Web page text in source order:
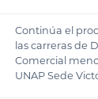
Continúa el
las carreras de
Comercial
UNAP Sede